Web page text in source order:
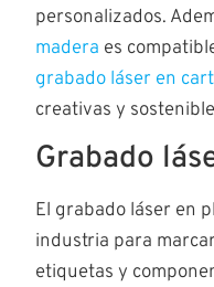
personalizados.
madera es
grabado láser en
creativas y
Grabado
El grabado láser en
industria para
etiquetas y